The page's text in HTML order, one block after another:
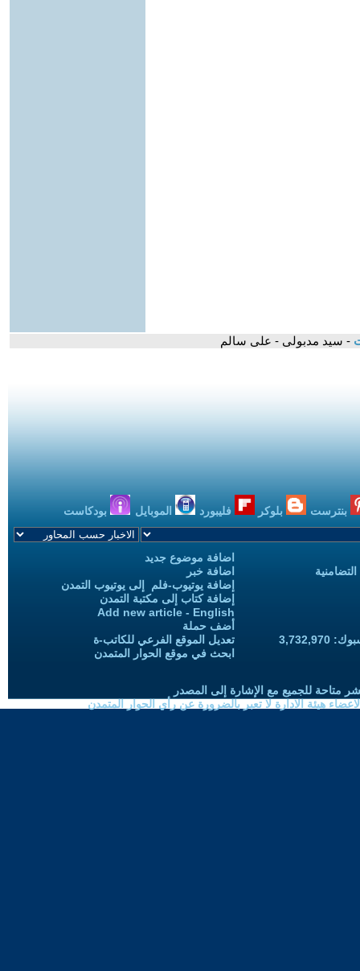
- سيد مدبولى - على سالم
بنترست بلوكر فليبورد الموبايل بودكاست
اضافة موضوع جديد
اضافة خبر
إضافة يوتيوب-فلم إلى يوتيوب التمدن
إضافة كتاب إلى مكتبة التمدن
Add new article - English
أضف حملة
تعديل الموقع الفرعي للكاتب-ة
ابحث في موقع الحوار المتمدن
متاحة للجميع مع الإشارة إلى المصدر
هيئة الادارة لا تعبر بالضرورة عن رأي الحوار المتمدن